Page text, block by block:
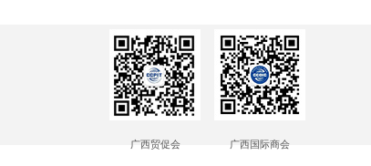
广西国际商会
广西贸促会